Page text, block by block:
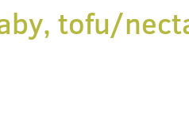
tofu/